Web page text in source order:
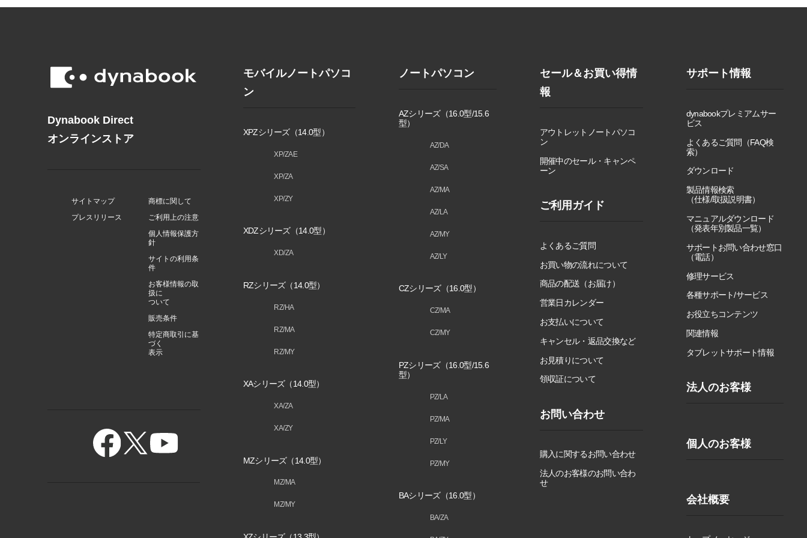
Dynabook Direct
オンラインストア
サイトマップ
プレスリリース
商標に関して
ご利用上の注意
個人情報保護方
針
サイトの利用条
件
お客様情報の取
扱に
ついて
販売条件
特定商取引に基
づく
表示
モバイルノートパソコ
ン
XPZシリーズ（14.0型）
XP/ZAE
XP/ZA
XP/ZY
XDZシリーズ（14.0型）
XD/ZA
RZシリーズ（14.0型）
RZ/HA
RZ/MA
RZ/MY
XAシリーズ（14.0型）
XA/ZA
XA/ZY
MZシリーズ（14.0型）
MZ/MA
MZ/MY
ノートパソコン
AZシリーズ（16.0型/15.6
型）
AZ/DA
AZ/SA
AZ/MA
AZ/LA
AZ/MY
AZ/LY
CZシリーズ（16.0型）
CZ/MA
CZ/MY
PZシリーズ（16.0型/15.6
型）
PZ/LA
PZ/MA
PZ/LY
PZ/MY
BAシリーズ（16.0型）
BA/ZA
セール＆お買い得情
報
アウトレットノートパソコ
ン
開催中のセール・キャンペ
ーン
ご利用ガイド
よくあるご質問
お買い物の流れについて
商品の配送（お届け）
営業日カレンダー
お支払いについて
キャンセル・返品交換など
お見積りについて
領収証について
お問い合わせ
購入に関するお問い合わせ
法人のお客様のお問い合わ
せ
サポート情報
dynabookプレミアムサー
ビス
よくあるご質問（FAQ検
索）
ダウンロード
製品情報検索
（仕様/取扱説明書）
マニュアルダウンロード
（発表年別製品一覧）
サポートお問い合わせ窓口
（電話）
修理サービス
各種サポート/サービス
お役立ちコンテンツ
関連情報
タブレットサポート情報
法人のお客様
個人のお客様
会社概要